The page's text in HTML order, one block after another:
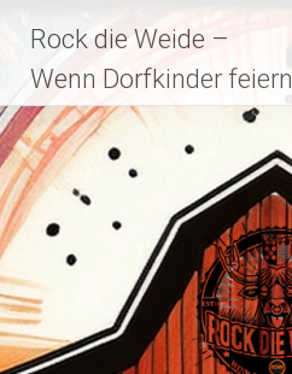
Inhalt
springen
Rock die Weide –
Wenn Dorfkinder feiern